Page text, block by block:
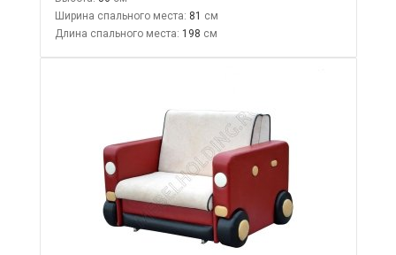
Ширина спального места: 81
Длина спального места: 198